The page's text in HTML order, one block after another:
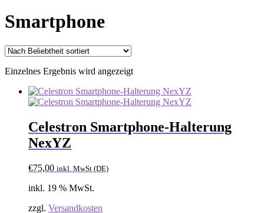
Smartphone
Einzelnes Ergebnis wird angezeigt
Celestron Smartphone-Halterung
NexYZ
€75,00 inkl. MwSt (DE)
inkl. 19 % MwSt.
zzgl. Versandkosten